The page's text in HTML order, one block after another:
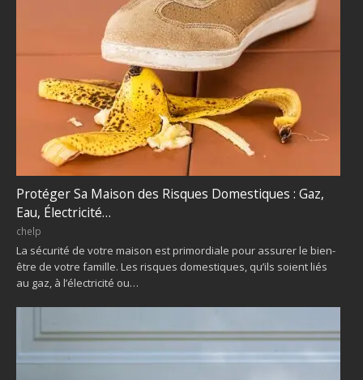
Protéger Sa Maison des Risques Domestiques : Gaz,
Eau, Électricité…
chelp
La sécurité de votre maison est primordiale pour assurer le bien-
être de votre famille. Les risques domestiques, qu’ils soient liés
au gaz, à l’électricité ou…